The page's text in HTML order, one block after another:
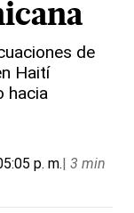
de
Haití
hacia
p. m.| 3 min